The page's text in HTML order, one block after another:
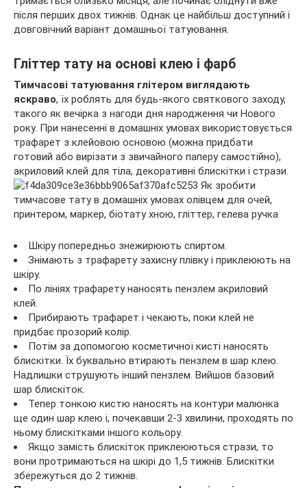
після перших двох тижнів. Однак це найбільш доступний і
довговічний варіант домашньої татуювання.
Гліттер тату на основі клею і фарб
Тимчасові татуювання глітером виглядають
яскраво, їх роблять для будь-якого святкового заходу,
такого як вечірка з нагоди дня народження чи Нового
року. При нанесенні в домашніх умовах використовується
трафарет з клейовою основою (можна придбати
готовий або вирізати з звичайного паперу самостійно),
акриловий клей для тіла, декоративні блискітки і стрази.
Шкіру попередньо знежирюють спиртом.
Знімають з трафарету захисну плівку і приклеюють на
шкіру.
По лініях трафарету наносять пензлем акриловий
клей.
Прибирають трафарет і чекають, поки клей не
придбає прозорий колір.
Потім за допомогою косметичної кисті наносять
блискітки. Їх буквально втирають пензлем в шар клею.
Надлишки струшують інший пензлем. Вийшов базовий
шар блискіток.
Тепер тонкою кистю наносять на контури малюнка
ще один шар клею і, почекавши 2-3 хвилини, проходять по
ньому блискітками іншого кольору.
Якщо замість блискіток приклеюються стрази, то
вони протримаються на шкірі до 1,5 тижнів. Блискітки
збережуться до 2 тижнів.